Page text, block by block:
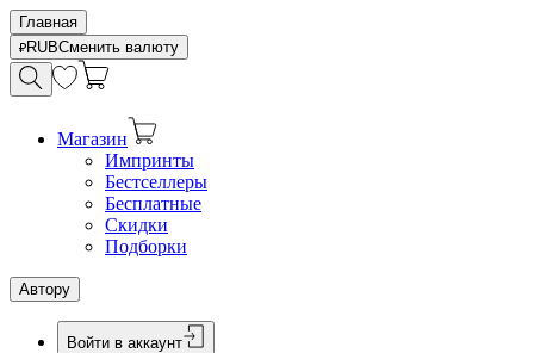
Главная
RUBСменить валюту
Магазин
Импринты
Бестселлеры
Бесплатные
Скидки
Подборки
Автору
Войти в аккаунт